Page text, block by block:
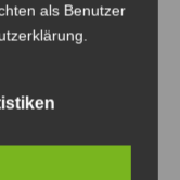
als Benutzer